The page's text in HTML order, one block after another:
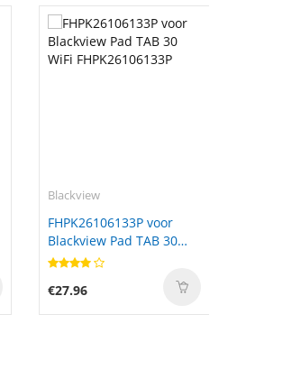
Blackview
FHPK26106133P voor
Blackview Pad TAB 30
WiFi FHPK26106133P
€27.96